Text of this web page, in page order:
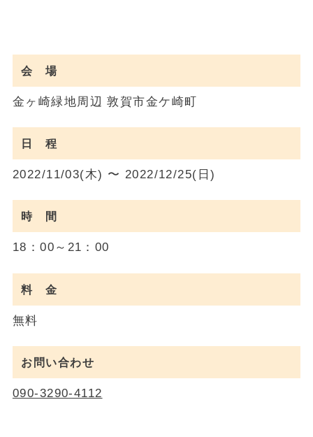
会 場
金ヶ崎緑地周辺 敦賀市金ケ崎町
日 程
2022/11/03(木) 〜 2022/12/25(日)
時 間
18：00～21：00
料 金
無料
お問い合わせ
090-3290-4112